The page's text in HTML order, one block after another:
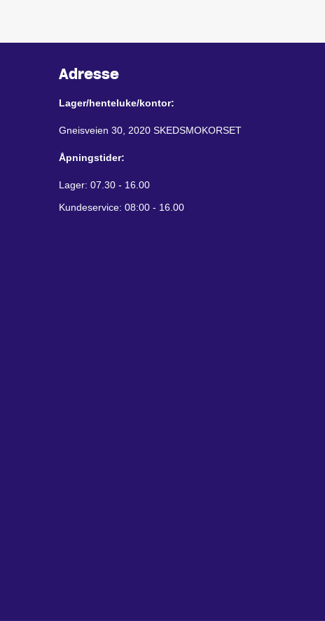
Adresse
Lager/henteluke/kontor:
Gneisveien 30, 2020 SKEDSMOKORSET
Åpningstider:
Lager: 07.30 - 16.00
Kundeservice: 08:00 - 16.00